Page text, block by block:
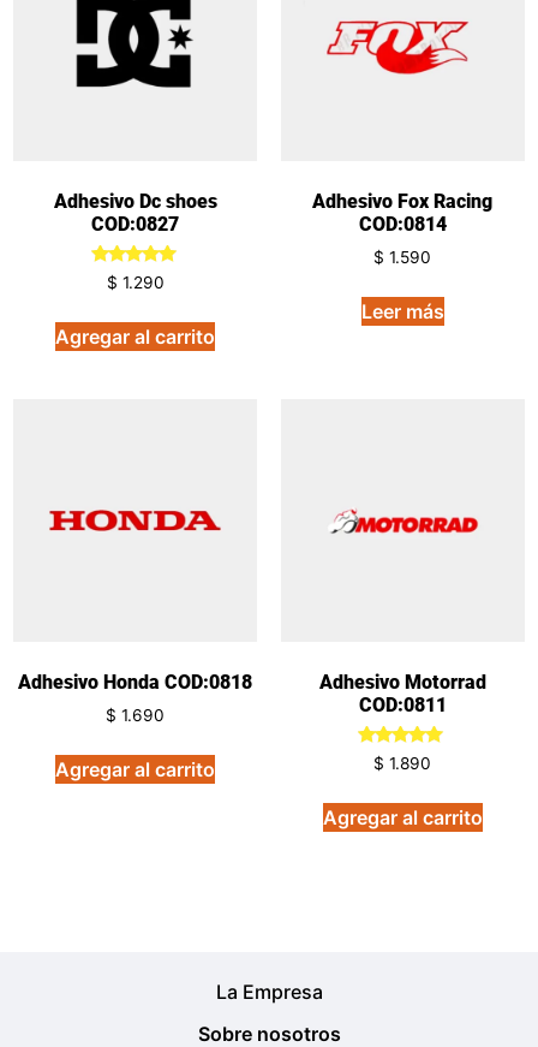
Adhesivo Dc shoes
COD:0827
Valorado
en
de 5
$ 1.290
Agregar al carrito
Adhesivo Fox Racing
COD:0814
$ 1.590
Leer más
Adhesivo Honda COD:0818
$ 1.690
Agregar al carrito
Adhesivo Motorrad
COD:0811
Valorado
en
de 5
$ 1.890
Agregar al carrito
La Empresa
Sobre nosotros